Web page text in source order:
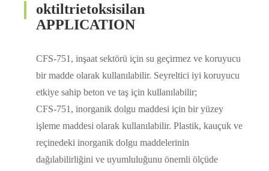
oktiltrietoksisilan
APPLICATION
CFS-751, inşaat sektörü için su geçirmez ve koruyucu
bir madde olarak kullanılabilir. Seyreltici iyi koruyucu
etkiye sahip beton ve taş için kullanılabilir;
CFS-751, inorganik dolgu maddesi için bir yüzey
işleme maddesi olarak kullanılabilir. Plastik, kauçuk ve
reçinedeki inorganik dolgu maddelerinin
dağılabilirliğini ve uyumluluğunu önemli ölçüde